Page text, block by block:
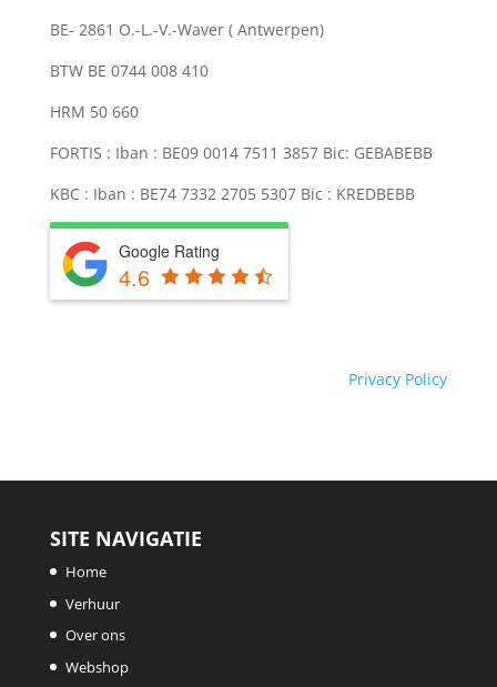
BE- 2861 O.-L.-V.-Waver ( Antwerpen)
BTW BE 0744 008 410
HRM 50 660
FORTIS : Iban : BE09 0014 7511 3857 Bic: GEBABEBB
KBC : Iban : BE74 7332 2705 5307 Bic : KREDBEBB
Google Rating
4.6
Privacy Policy
SITE NAVIGATIE
Home
Verhuur
Over ons
Webshop